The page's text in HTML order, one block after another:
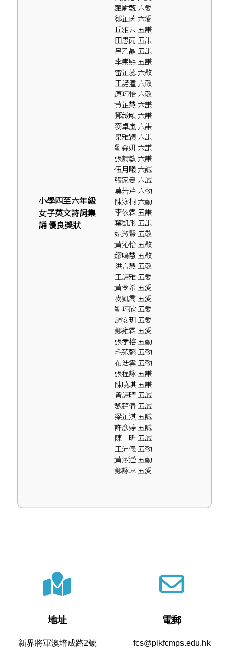
小學四至六年級
女子英文詩詞集
誦 優良獎狀
羅尉甄 六愛
鄒芷茵 六愛
丘雅云 五謙
田思雨 五謙
呂乙晶 五謙
李崇熙 五謙
雷芷蕊 六敬
王諾潼 六敬
原巧怡 六敬
黃芷慧 六謙
鄧緻頤 六謙
麥卓嵐 六謙
梁雅穎 六謙
劉森妍 六謙
張詩敏 六謙
伍月曦 六誠
張家曼 六誠
莫若芹 六勤
陳泳桐 六勤
李依霖 五謙
葉凱彤 五謙
姚淑賢 五敬
黃沁怡 五敬
繆鳴慧 五敬
洪言慧 五敬
王詩雅 五愛
黃令希 五愛
麥凱喬 五愛
劉巧欣 五愛
趙安玥 五愛
鄭雍霖 五愛
張孝榕 五勤
毛苑懿 五勤
布浩雲 五勤
張程詠 五謙
陳曉琪 五謙
曾詩晴 五誠
魏莛倩 五誠
梁芷淇 五誠
許彥婷 五誠
陳一昕 五誠
王沛儀 五勤
黃潔瀅 五勤
鄭詠琳 五愛
地址
新界將軍澳培成路2號
電郵
fcs@plkfcmps.edu.hk